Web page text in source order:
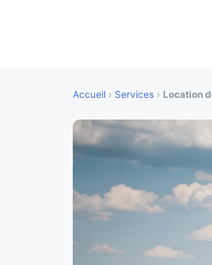
Accueil › Services › Location